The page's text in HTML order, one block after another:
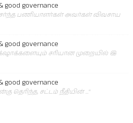
good governance
பணியாளர்கள் அவர்கள் விவசாய
good governance
சரியான முறையில் இ
good governance
தெரிந்த, சட்டம் நீதியின் ..."